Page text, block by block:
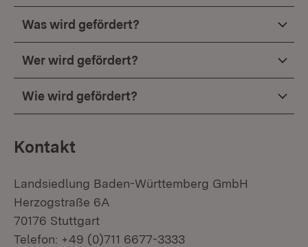
Was wird gefördert?
Wer wird gefördert?
Wie wird gefördert?
Kontakt
Landsiedlung Baden-Württemberg GmbH
Herzogstraße 6A
70176 Stuttgart
Telefon: +49 (0)711 6677-3333